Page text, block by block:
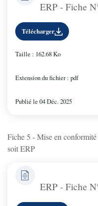
ERP - Fiche
Télécharger
Taille : 162.68 Ko
Extension du fichier : pdf
Publié le 04 Déc. 2025
Fiche 5 - Mise en
soit ERP
ERP - Fiche